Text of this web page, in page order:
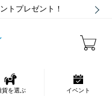
トプレゼント！
貨を選ぶ イベント